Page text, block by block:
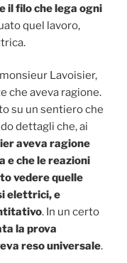
il filo che lega ogni
quel lavoro,
Lavoisier,
che aveva ragione.
su un sentiero che
dettagli che, ai
aveva ragione
e che le reazioni
vedere quelle
elettrici, e
. In un certo
la prova
reso universale.